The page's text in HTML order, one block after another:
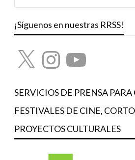
¡Síguenos en nuestras RRSS!
X InstagramYouTube
SERVICIOS DE PRENSA PARA
FESTIVALES DE CINE,
PROYECTOS CULTURALES